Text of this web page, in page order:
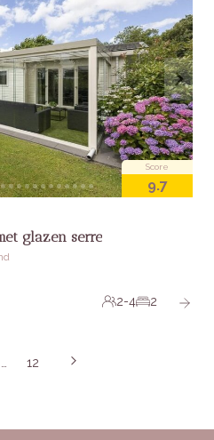
Score
9.7
glazen serre
2-4 2
12